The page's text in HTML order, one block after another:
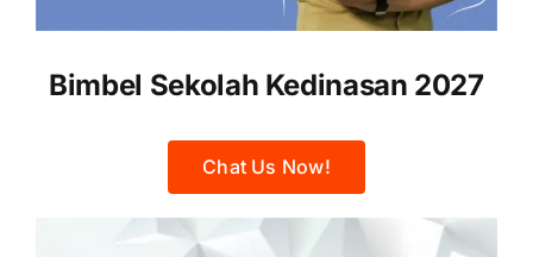
Bimbel Sekolah Kedinasan 2027
Chat Us Now!